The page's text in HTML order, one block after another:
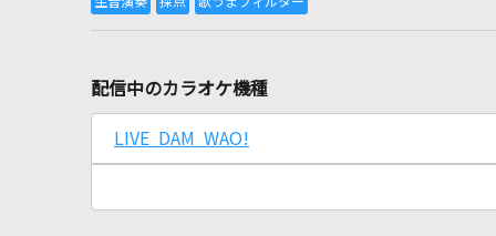
配信中のカラオケ機種
LIVE DAM WAO!